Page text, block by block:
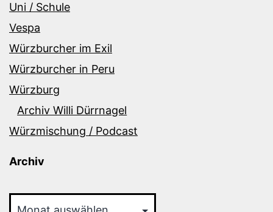
Uni / Schule
Vespa
Würzburcher im Exil
Würzburcher in Peru
Würzburg
Archiv Willi Dürrnagel
Würzmischung / Podcast
Archiv